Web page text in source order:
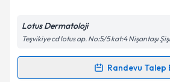
Kişisel verilerimin işlenmesine
Metni'ni okudum ve kişisel
kapsamda işlenmesini kabul
Lotus Dermatoloji
Teşvikiye cd lotus ap. No:5/5 kat:4 Nişantaşı
Randevu Talep
Randevu Takvimi Talebi